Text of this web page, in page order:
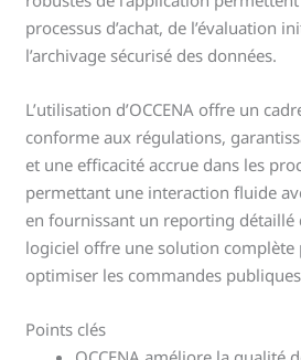
processus d’achat, de l’évaluation
l’archivage sécurisé des données.
L’utilisation d’OCCENA offre un
conforme aux régulations,
et une efficacité accrue dans les
permettant une interaction fluide
en fournissant un reporting détaillé
logiciel offre une solution
optimiser les commandes
Points clés